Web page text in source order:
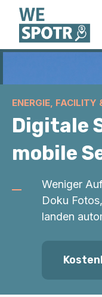
ENERGIE, FACILITY
Digitale
mobile
Weniger
Doku
landen